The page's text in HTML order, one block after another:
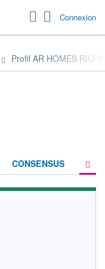
Connexion
Profil AR HOMES
CONSENSUS